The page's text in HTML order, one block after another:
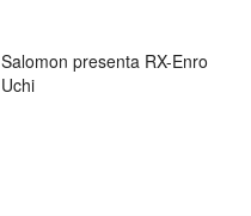
Salomon presenta RX-Enro
Uchi